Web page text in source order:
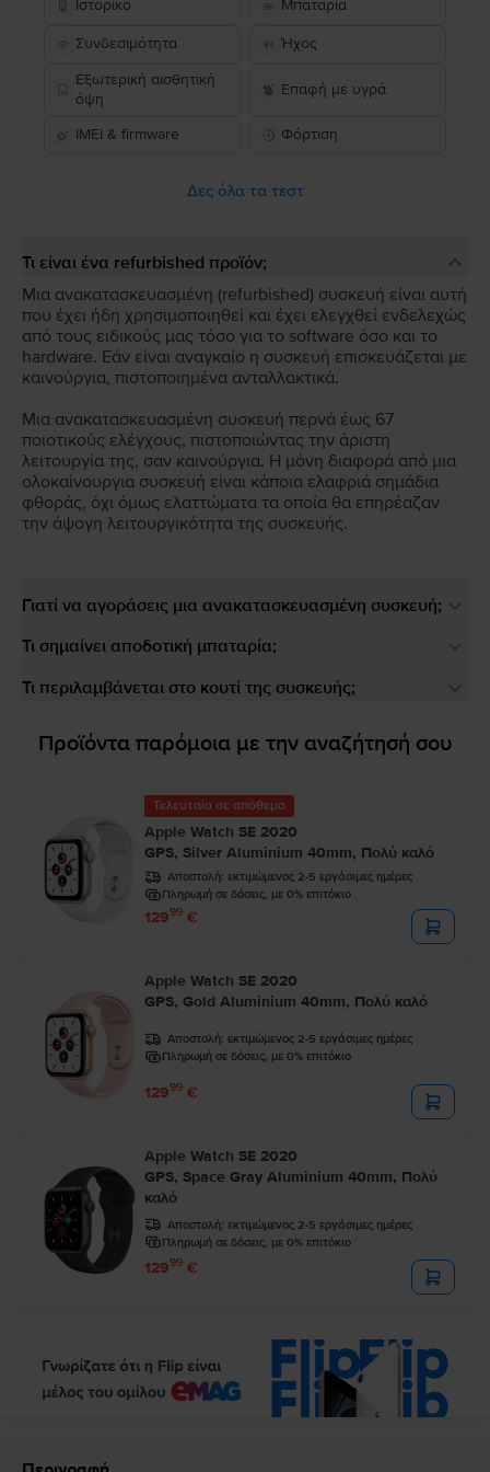
Ιστορικό Μπαταρία
Συνδεσιμότητα
Ήχος
Εξωτερική αισθητική
όψη
Επαφή με υγρά
IMEI & firmware Φόρτιση
Δες όλα τα τεστ
Τι είναι ένα refurbished προϊόν;
Μια ανακατασκευασμένη (refurbished) συσκευή είναι αυτή
που έχει ήδη χρησιμοποιηθεί και έχει ελεγχθεί ενδελεχώς
από τους ειδικούς μας τόσο για το software όσο και το
hardware. Εάν είναι αναγκαίο η συσκευή επισκευάζεται με
καινούργια, πιστοποιημένα ανταλλακτικά.
Μια ανακατασκευασμένη συσκευή περνά έως 67
ποιοτικούς ελέγχους, πιστοποιώντας την άριστη
λειτουργία της, σαν καινούργια. Η μόνη διαφορά από μια
ολοκαίνουργια συσκευή είναι κάποια ελαφριά σημάδια
φθοράς, όχι όμως ελαττώματα τα οποία θα επηρέαζαν
την άψογη λειτουργικότητα της συσκευής.
Γιατί να αγοράσεις μια ανακατασκευασμένη συσκευή;
Τι σημαίνει αποδοτική μπαταρία;
Τι περιλαμβάνεται στο κουτί της συσκευής;
Προϊόντα παρόμοια με την αναζήτησή σου
Τελευταίο σε απόθεμα
Apple Watch SE 2020
GPS, Silver Aluminium 40mm, Πολύ καλό
Αποστολή: εκτιμώμενος 2-5 εργάσιμες ημέρες
Πληρωμή σε δόσεις, με 0% επιτόκιο
12999 €
Apple Watch SE 2020
GPS, Gold Aluminium 40mm, Πολύ καλό
Αποστολή: εκτιμώμενος 2-5 εργάσιμες ημέρες
Πληρωμή σε δόσεις, με 0% επιτόκιο
12999 €
Apple Watch SE 2020
GPS, Space Gray Aluminium 40mm, Πολύ
καλό
Αποστολή: εκτιμώμενος 2-5 εργάσιμες ημέρες
Πληρωμή σε δόσεις, με 0% επιτόκιο
12999 €